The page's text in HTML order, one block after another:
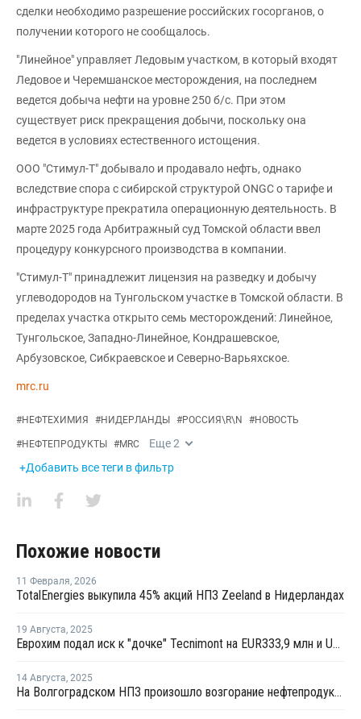
сделки необходимо разрешение российских госорганов, о
получении которого не сообщалось.
"Линейное" управляет Ледовым участком, в который входят
Ледовое и Черемшанское месторождения, на последнем
ведется добыча нефти на уровне 250 б/с. При этом
существует риск прекращения добычи, поскольку она
ведется в условиях естественного истощения.
ООО "Стимул-Т" добывало и продавало нефть, однако
вследствие спора с сибирской структурой ONGC о тарифе и
инфраструктуре прекратила операционную деятельность. В
марте 2025 года Арбитражный суд Томской области ввел
процедуру конкурсного производства в компании.
"Стимул-Т" принадлежит лицензия на разведку и добычу
углеводородов на Тунгольском участке в Томской области. В
пределах участка открыто семь месторождений: Линейное,
Тунгольское, Западно-Линейное, Кондрашевское,
Арбузовское, Сибкраевское и Северно-Варьяхское.
mrc.ru
#НЕФТЕХИМИЯ #НИДЕРЛАНДЫ #РОССИЯ\R\N #НОВОСТЬ
#НЕФТЕПРОДУКТЫ #MRC Еще2
+Добавить все теги в фильтр
Похожие новости
11 Февраля, 2026
TotalEnergies выкупила 45% акций НПЗ Zeeland в Нидерландах
19 Августа, 2025
Еврохим подал иск к "дочке" Tecnimont на EUR333,9 млн и USD6,3 млн
14 Августа, 2025
На Волгоградском НПЗ произошло возгорание нефтепродуктов